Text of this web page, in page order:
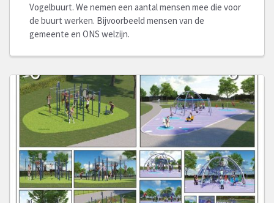
Vogelbuurt. We nemen een aantal mensen mee die voor
de buurt werken. Bijvoorbeeld mensen van de
gemeente en ONS welzijn.